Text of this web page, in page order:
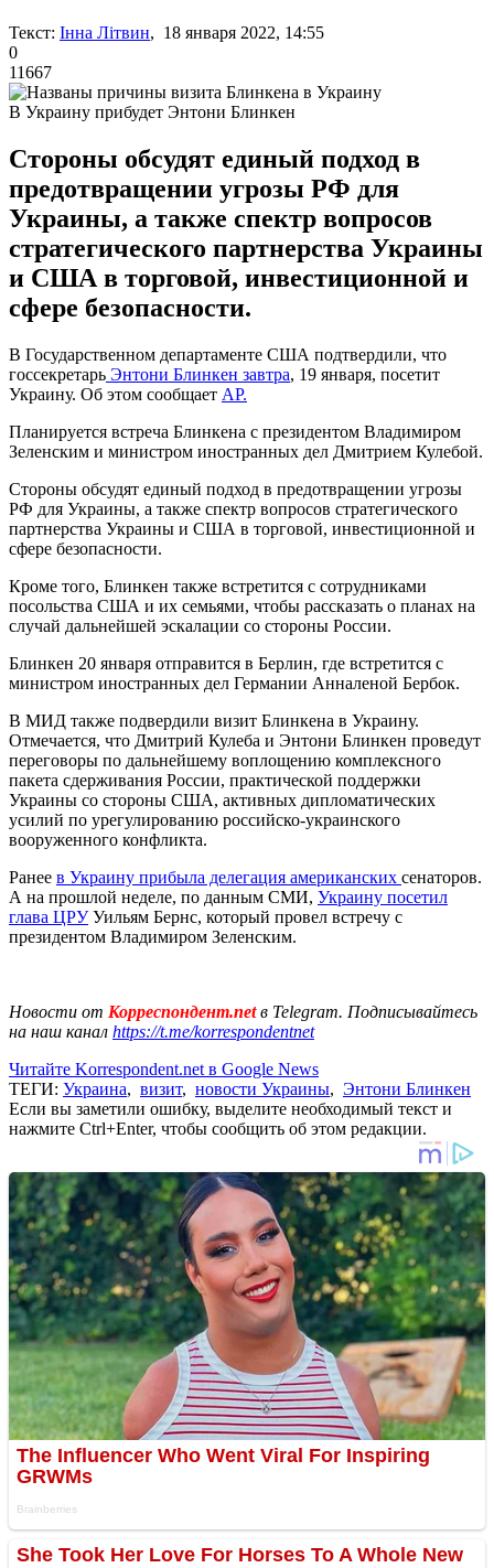
Текст: Інна Літвин, 18 января 2022, 14:55
0
11667
В Украину прибудет Энтони Блинкен
Стороны обсудят единый подход в
предотвращении угрозы РФ для
Украины, а также спектр вопросов
стратегического партнерства Украины
и США в торговой, инвестиционной и
сфере безопасности.
В Государственном департаменте США подтвердили, что
госсекретарь Энтони Блинкен завтра, 19 января, посетит
Украину. Об этом сообщает AP.
Планируется встреча Блинкена с президентом Владимиром
Зеленским и министром иностранных дел Дмитрием Кулебой.
Стороны обсудят единый подход в предотвращении угрозы
РФ для Украины, а также спектр вопросов стратегического
партнерства Украины и США в торговой, инвестиционной и
сфере безопасности.
Кроме того, Блинкен также встретится с сотрудниками
посольства США и их семьями, чтобы рассказать о планах на
случай дальнейшей эскалации со стороны России.
Блинкен 20 января отправится в Берлин, где встретится с
министром иностранных дел Германии Анналеной Бербок.
В МИД также подвердили визит Блинкена в Украину.
Отмечается, что Дмитрий Кулеба и Энтони Блинкен проведут
переговоры по дальнейшему воплощению комплексного
пакета сдерживания России, практической поддержки
Украины со стороны США, активных дипломатических
усилий по урегулированию российско-украинского
вооруженного конфликта.
Ранее в Украину прибыла делегация американских сенаторов.
А на прошлой неделе, по данным СМИ, Украину посетил
глава ЦРУУильям Бернс, который провел встречу с
президентом Владимиром Зеленским.
Новости от Корреспондент.netв Telegram. Подписывайтесь
на наш канал https://t.me/korrespondentnet
Читайте Korrespondent.net в Google News
ТЕГИ: Украина, визит, новости Украины, Энтони Блинкен
Если вы заметили ошибку, выделите необходимый текст и
нажмите Ctrl+Enter, чтобы сообщить об этом редакции.